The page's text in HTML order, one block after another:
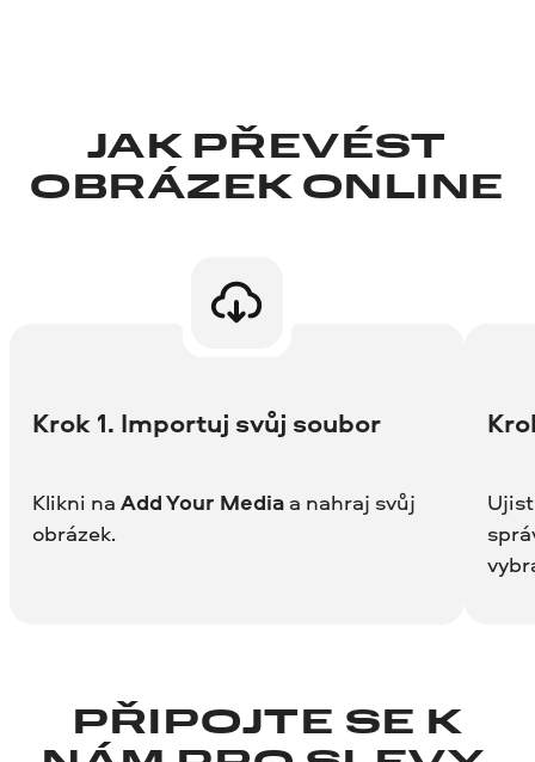
JAK PŘEVÉST
OBRÁZEK ONLINE
Krok 1. Importuj svůj soubor
Klikni naAdd Your Media a nahraj svůj
obrázek.
PŘIPOJTE SE K